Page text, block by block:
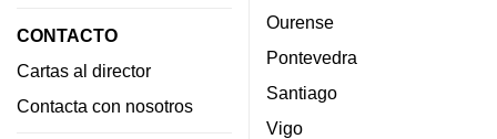
CONTACTO
Cartas al director
Contacta con nosotros
Ourense
Pontevedra
Santiago
Vigo